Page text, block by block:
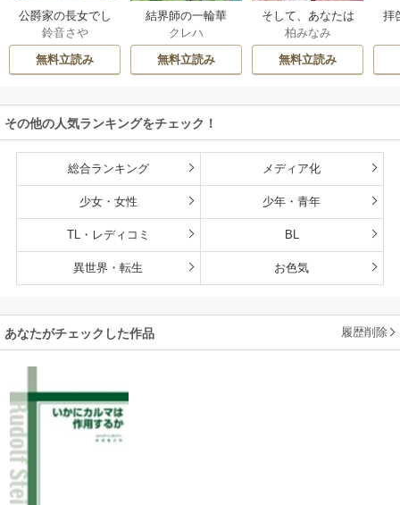
公爵家の長女でし
た
鈴音さや
無料立読み
結界師の一輪華
クレハ
無料立読み
そして、あなたは
私を捨てる
柏みなみ
無料立読み
拝
その他の人気ランキングをチェック！
総合ランキング メディア化
少女・女性 少年・青年
TL・レディコミ BL
異世界・転生 お色気
あなたがチェックした作品 履歴削除